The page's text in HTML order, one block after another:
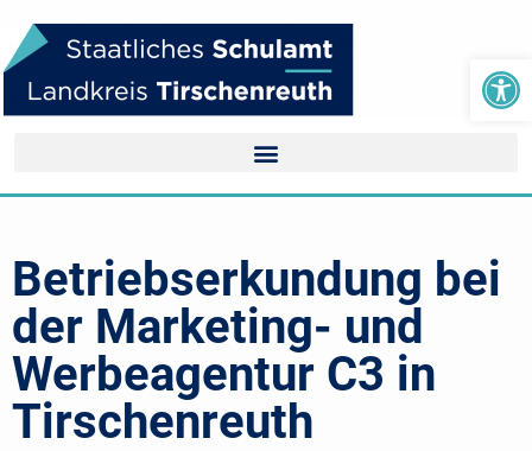
Betriebserkundung bei
der Marketing- und
Werbeagentur C3 in
Tirschenreuth